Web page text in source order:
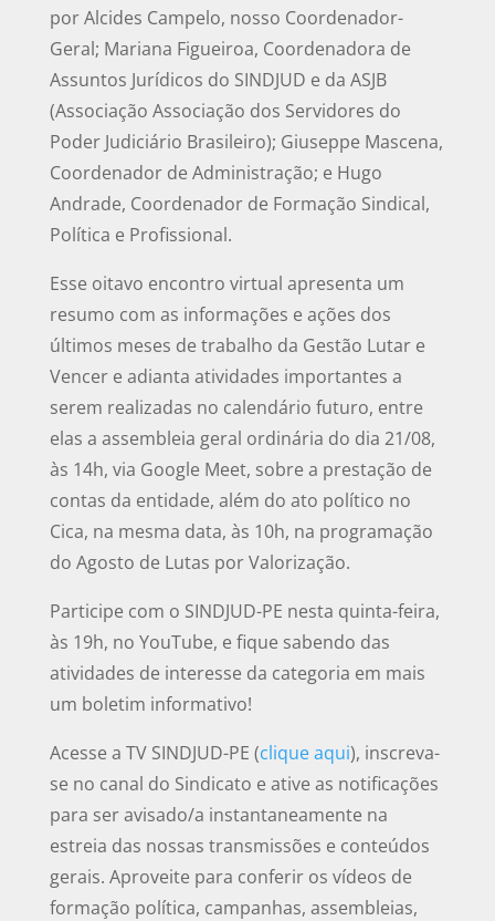
por Alcides Campelo, nosso Coordenador-
Geral; Mariana Figueiroa, Coordenadora de
Assuntos Jurídicos do SINDJUD e da ASJB
(Associação Associação dos Servidores do
Poder Judiciário Brasileiro); Giuseppe Mascena,
Coordenador de Administração; e Hugo
Andrade, Coordenador de Formação Sindical,
Política e Profissional.
Esse oitavo encontro virtual apresenta um
resumo com as informações e ações dos
últimos meses de trabalho da Gestão Lutar e
Vencer e adianta atividades importantes a
serem realizadas no calendário futuro, entre
elas a assembleia geral ordinária do dia 21/08,
às 14h, via Google Meet, sobre a prestação de
contas da entidade, além do ato político no
Cica, na mesma data, às 10h, na programação
do Agosto de Lutas por Valorização.
Participe com o SINDJUD-PE nesta quinta-feira,
às 19h, no YouTube, e fique sabendo das
atividades de interesse da categoria em mais
um boletim informativo!
Acesse a TV SINDJUD-PE (clique aqui), inscreva-
se no canal do Sindicato e ative as notificações
para ser avisado/a instantaneamente na
estreia das nossas transmissões e conteúdos
gerais. Aproveite para conferir os vídeos de
formação política, campanhas, assembleias,